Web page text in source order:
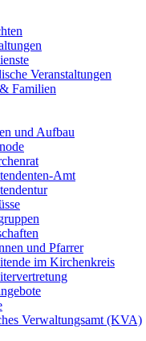
Veranstaltungen
Familien
und Aufbau
Amt
und Pfarrer
im Kirchenkreis
Verwaltungsamt (KVA)